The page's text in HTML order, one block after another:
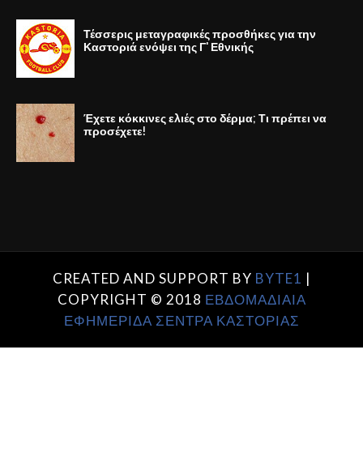
Τέσσερις μεταγραφικές προσθήκες για την
Καστοριά ενόψει της Γ' Εθνικής
Έχετε κόκκινες ελιές στο δέρμα; Τι πρέπει να
προσέχετε!
CREATED AND SUPPORT BY BYTE1 |
COPYRIGHT © 2018 ΕΒΔΟΜΑΔΙΑΙΑ
ΕΦΗΜΕΡΙΔΑ ΣΕΝΤΡΑ ΚΑΣΤΟΡΙΑΣ